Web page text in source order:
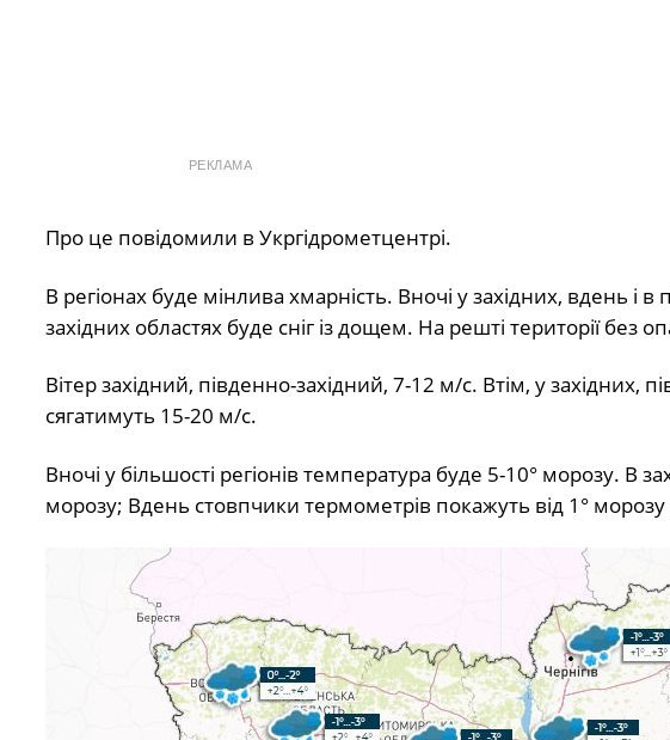
РЕКЛАМА
Про це повідомили в Укргідрометцентрі.
В регіонах буде мінлива хмарність. Вночі у західних, вдень і в
західних областях буде сніг із дощем. На решті території без
Вітер західний, південно-західний, 7-12 м/с. Втім, у західних,
сягатимуть 15-20 м/с.
Вночі у більшості регіонів температура буде 5-10° морозу. В
морозу; Вдень стовпчики термометрів покажуть від 1° морозу